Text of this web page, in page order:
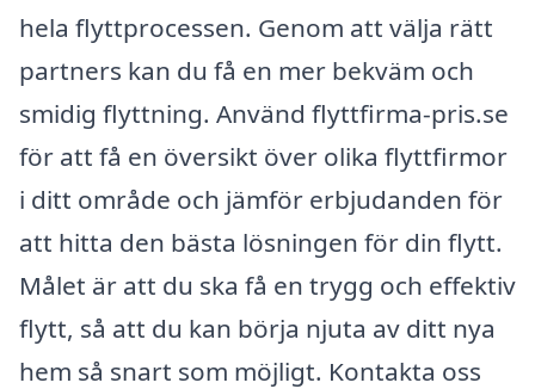
hela flyttprocessen. Genom att välja rätt
partners kan du få en mer bekväm och
smidig flyttning. Använd flyttfirma-pris.se
för att få en översikt över olika flyttfirmor
i ditt område och jämför erbjudanden för
att hitta den bästa lösningen för din flytt.
Målet är att du ska få en trygg och effektiv
flytt, så att du kan börja njuta av ditt nya
hem så snart som möjligt. Kontakta oss